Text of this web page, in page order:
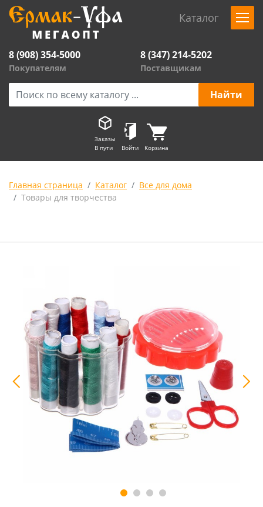
Каталог
8 (908) 354-5000
Покупателям
8 (347) 214-5202
Поставщикам
Заказы
В пути
Войти Корзина
Главная страница Каталог
Все для дома
Товары для творчества